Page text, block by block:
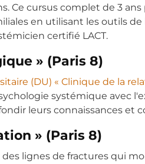
cursus complet de 3
en utilisant les outils
certifié LACT.
» (Paris 8)
(DU) « Clinique de la
systémique avec
leurs connaissances
» (Paris 8)
lignes de fractures qui